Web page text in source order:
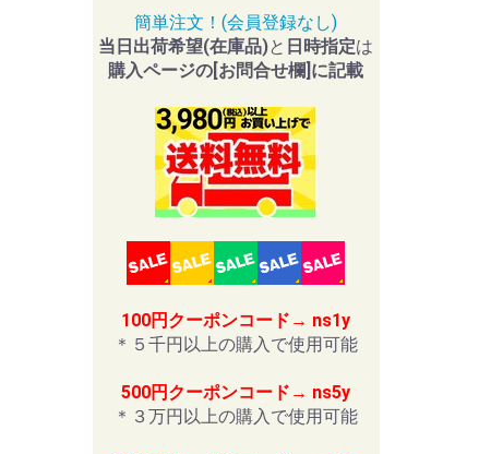
簡単注文！(会員登録なし)
当日出荷希望(在庫品)と 日時指定は
購入ページの[お問合せ欄]に記載
100円クーポンコード→ ns1y
＊５千円以上の購入で使用可能
500円クーポンコード→ ns5y
＊３万円以上の購入で使用可能